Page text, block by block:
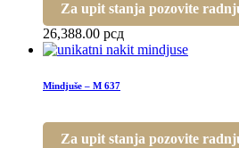
Za upit stanja pozovite
26,388.00 рсд
Mindjuše – M 637
Za upit stanja pozovite